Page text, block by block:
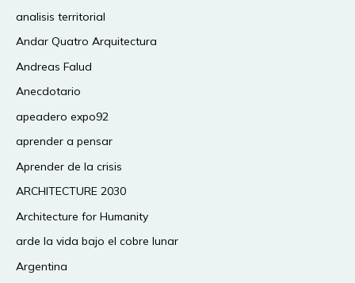
analisis territorial
Andar Quatro Arquitectura
Andreas Falud
Anecdotario
apeadero expo92
aprender a pensar
Aprender de la crisis
ARCHITECTURE 2030
Architecture for Humanity
arde la vida bajo el cobre lunar
Argentina